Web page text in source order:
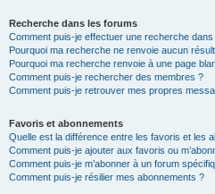
Recherche dans les forums
Comment puis-je effectuer une recherche
Pourquoi ma recherche ne renvoie aucun
Pourquoi ma recherche renvoie à une page
Comment puis-je rechercher des membres ?
Comment puis-je retrouver mes propres
Favoris et abonnements
Quelle est la différence entre les favoris et les
Comment puis-je ajouter aux favoris ou
Comment puis-je m’abonner à un forum
Comment puis-je résilier mes abonnements ?